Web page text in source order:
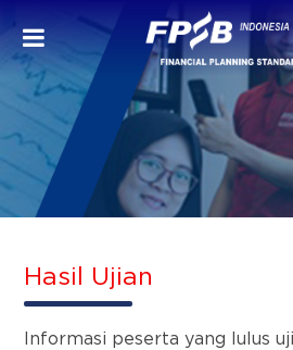
Hasil Ujian
Informasi peserta yang lulus